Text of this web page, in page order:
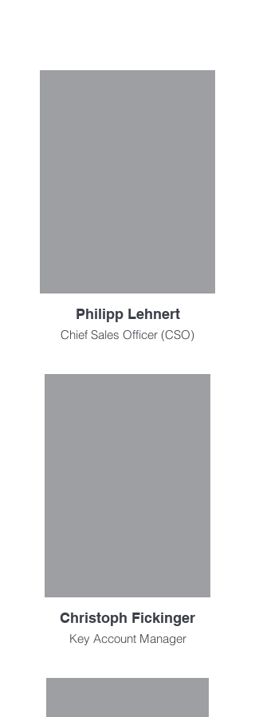
Philipp Lehnert
Chief Sales Officer (CSO)
Christoph Fickinger
Key Account Manager